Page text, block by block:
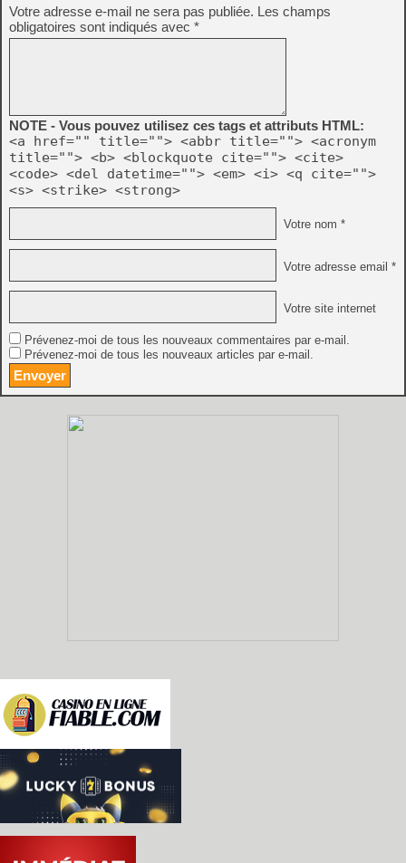
Votre adresse e-mail ne sera pas publiée. Les champs
obligatoires sont indiqués avec *
NOTE - Vous pouvez utilisez ces tags et attributs HTML:
<a href="" title=""> <abbr title=""> <acronym
title=""> <b> <blockquote cite=""> <cite>
<code> <del datetime=""> <em> <i> <q cite="">
<s> <strike> <strong>
Votre nom *
Votre adresse email *
Votre site internet
Prévenez-moi de tous les nouveaux commentaires par e-mail.
Prévenez-moi de tous les nouveaux articles par e-mail.